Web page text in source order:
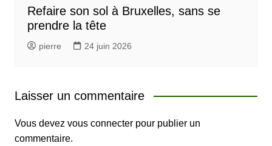
Refaire son sol à Bruxelles, sans se
prendre la tête
pierre 24 juin 2026
Laisser un commentaire
Vous devez vous connecterpour publier un
commentaire.